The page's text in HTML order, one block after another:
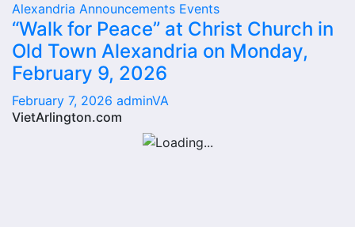
Alexandria Announcements Events
“Walk for Peace” at Christ Church in
Old Town Alexandria on Monday,
February 9, 2026
February 7, 2026 adminVA
VietArlington.com